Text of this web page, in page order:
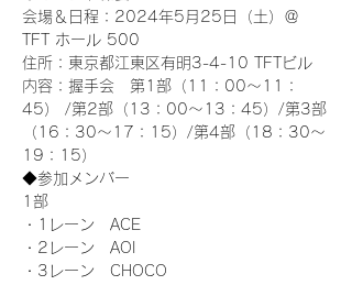
会場＆日程：2024年5月25日（土）＠
TFT ホール 500
住所：東京都江東区有明3-4-10 TFTビル
内容：握手会　第1部（11：00～11：
45） /第2部（13：00～13：45）/第3部
（16：30～17：15）/第4部（18：30～
19：15）
◆参加メンバー
1部
・1レーン　ACE
・2レーン　AOI
・3レーン　CHOCO